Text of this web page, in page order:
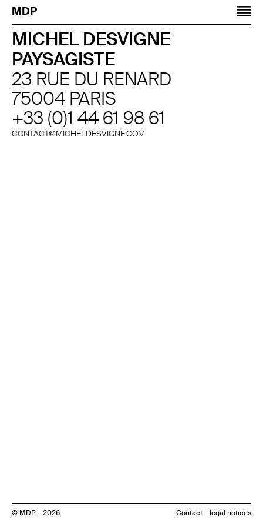
MDP
MICHEL DESVIGNE
PAYSAGISTE
23 RUE DU RENARD
75004 PARIS
+33 (0)1 44 61 98 61
CONTACT@MICHELDESVIGNE.COM
© MDP – 2026 Contact legal notices